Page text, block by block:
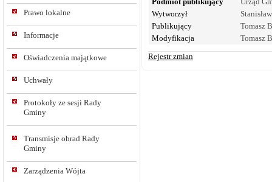
Prawo lokalne
Informacje
Oświadczenia majątkowe
Uchwały
Protokoły ze sesji Rady
Gminy
Transmisje obrad Rady
Gminy
Zarządzenia Wójta
Wytworzył
Publikujący
Tomasz
Modyfikacja
Tomasz
Rejestr zmian